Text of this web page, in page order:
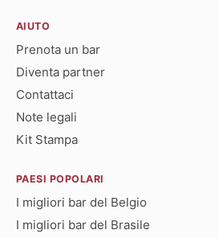
AIUTO
Prenota un bar
Diventa partner
Contattaci
Note legali
Kit Stampa
PAESI POPOLARI
I migliori bar del Belgio
I migliori bar del Brasile